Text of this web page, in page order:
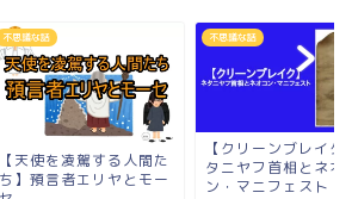
不思議な話
【クリーンブレイク】ネ
タニヤフ首相とネオコ
ン・マニフェスト
不思議な話
殺人AI兵器が世界で
めて使われた？